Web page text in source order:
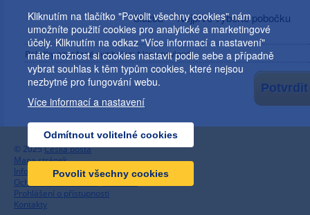
*Služba Nejprve vyberte pobočku
Položky označené symbolem *jsou povinné.
© 2025Česká pošta
Mapa stránek
Informace o webu a cookies
Ochrana osobních údajů – GDPR
Prohlášení o přístupnosti
Kontakty
Kliknutím na tlačítko "Povolit všechny cookies" nám
umožníte použití cookies pro analytické a marketingové
účely. Kliknutím na odkaz "Více informací a nastavení"
máte možnost si cookies nastavit podle sebe a případně
vybrat souhlas k těm typům cookies, které nejsou
nezbytné pro fungování webu.
Více informací a nastavení
Odmítnout volitelné cookies
Povolit všechny cookies